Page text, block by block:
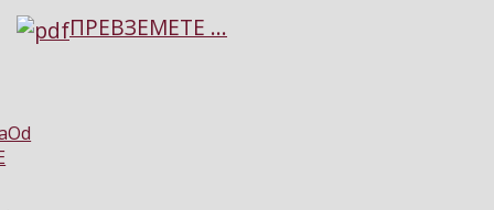
ПРЕВЗЕМЕТЕ ...